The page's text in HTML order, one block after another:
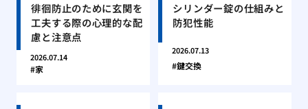
徘徊防止のために玄関を
工夫する際の心理的な配
慮と注意点
2026.07.14
家
シリンダー錠の仕組みと
防犯性能
2026.07.13
鍵交換